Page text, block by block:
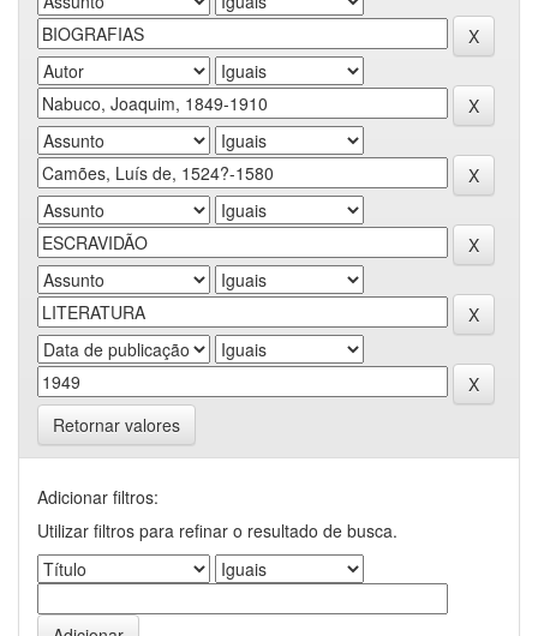
Retornar valores
Adicionar filtros:
Utilizar filtros para refinar o resultado de busca.